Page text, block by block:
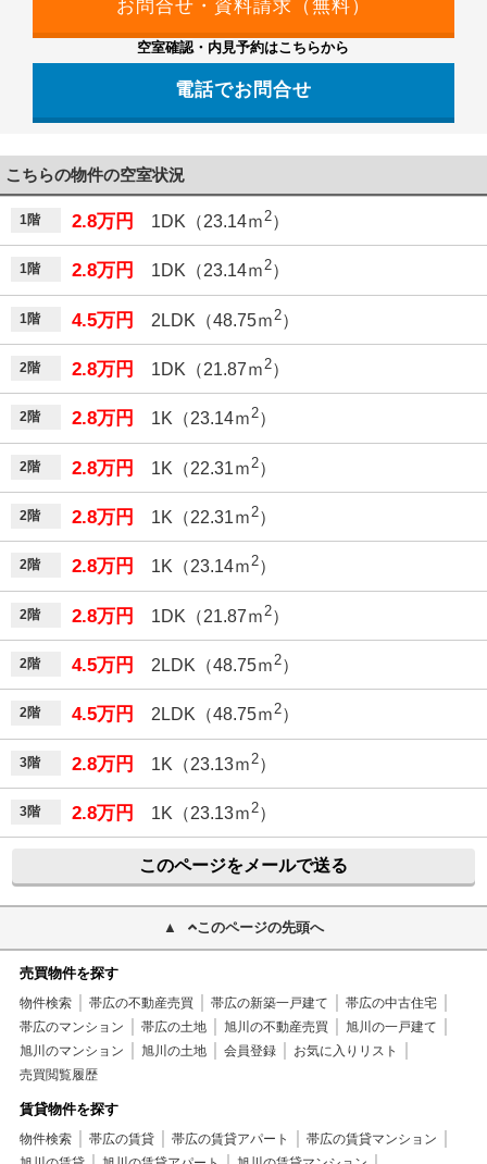
空室確認・内見予約はこちらから
電話でお問合せ
こちらの物件の空室状況
1階 2.8万円 1DK（23.14ｍ2）
1階 2.8万円 1DK（23.14ｍ2）
1階 4.5万円 2LDK（48.75ｍ 2）
2階 2.8万円 1DK（21.87ｍ 2）
2階 2.8万円 1K（23.14ｍ2）
2階 2.8万円 1K（22.31ｍ 2）
2階 2.8万円 1K（22.31ｍ 2）
2階 2.8万円 1K（23.14ｍ2）
2階 2.8万円 1DK（21.87ｍ 2）
2階 4.5万円 2LDK（48.75ｍ 2）
2階 4.5万円 2LDK（48.75ｍ2）
3階 2.8万円 1K（23.13ｍ 2）
3階 2.8万円 1K（23.13ｍ 2）
このページをメールで送る
このページの先頭へ
売買物件を探す
物件検索 帯広の不動産売買 帯広の新築一戸建て
帯広の中古住宅
帯広のマンション
帯広の土地 旭川の不動産売買
旭川の一戸建て
旭川のマンション
旭川の土地 会員登録
お気に入りリスト
売買閲覧履歴
賃貸物件を探す
物件検索 帯広の賃貸 帯広の賃貸アパート
帯広の賃貸マンション